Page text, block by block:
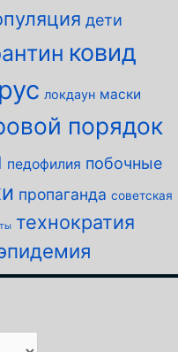
дети
ковид
локдаун маски
порядок
педофилия побочные
пропаганда советская
технократия